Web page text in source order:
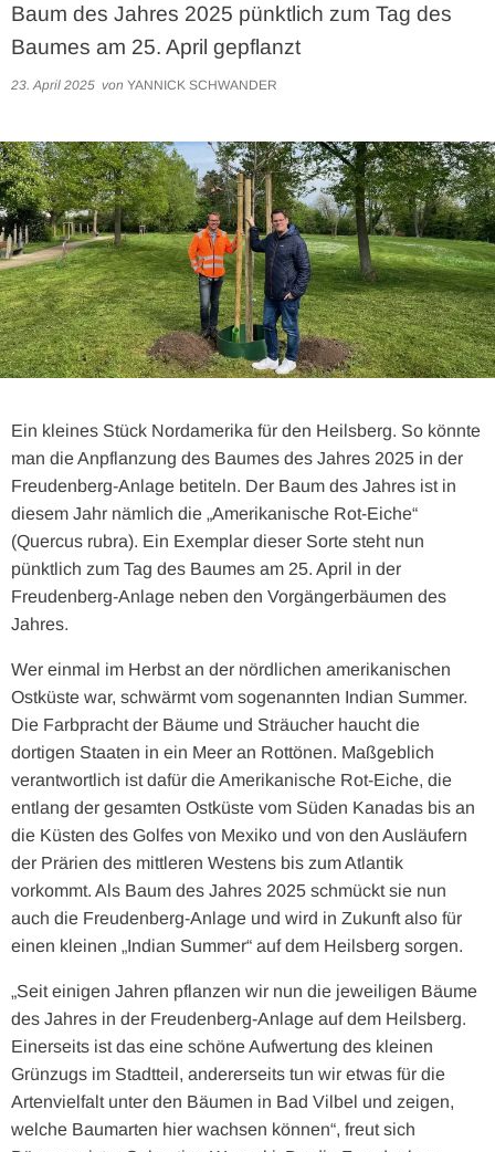
Baum des Jahres 2025 pünktlich zum Tag des
Baumes am 25. April gepflanzt
23. April 2025 von YANNICK SCHWANDER
Ein kleines Stück Nordamerika für den Heilsberg. So könnte
man die Anpflanzung des Baumes des Jahres 2025 in der
Freudenberg-Anlage betiteln. Der Baum des Jahres ist in
diesem Jahr nämlich die „Amerikanische Rot-Eiche“
(Quercus rubra). Ein Exemplar dieser Sorte steht nun
pünktlich zum Tag des Baumes am 25. April in der
Freudenberg-Anlage neben den Vorgängerbäumen des
Jahres.
Wer einmal im Herbst an der nördlichen amerikanischen
Ostküste war, schwärmt vom sogenannten Indian Summer.
Die Farbpracht der Bäume und Sträucher haucht die
dortigen Staaten in ein Meer an Rottönen. Maßgeblich
verantwortlich ist dafür die Amerikanische Rot-Eiche, die
entlang der gesamten Ostküste vom Süden Kanadas bis an
die Küsten des Golfes von Mexiko und von den Ausläufern
der Prärien des mittleren Westens bis zum Atlantik
vorkommt. Als Baum des Jahres 2025 schmückt sie nun
auch die Freudenberg-Anlage und wird in Zukunft also für
einen kleinen „Indian Summer“ auf dem Heilsberg sorgen.
„Seit einigen Jahren pflanzen wir nun die jeweiligen Bäume
des Jahres in der Freudenberg-Anlage auf dem Heilsberg.
Einerseits ist das eine schöne Aufwertung des kleinen
Grünzugs im Stadtteil, andererseits tun wir etwas für die
Artenvielfalt unter den Bäumen in Bad Vilbel und zeigen,
welche Baumarten hier wachsen können“, freut sich